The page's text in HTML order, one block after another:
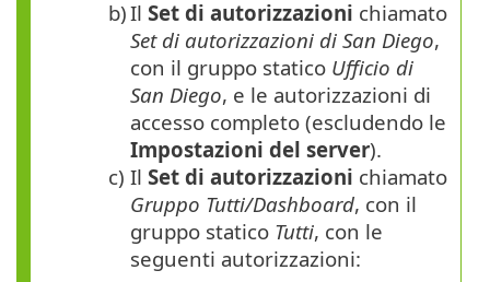
b)Il Set di autorizzazioni chiamato
Set di autorizzazioni di San Diego,
con il gruppo statico Ufficio di
San Diego, e le autorizzazioni di
accesso completo (escludendo le
Impostazioni del server).
c) Il Set di autorizzazioni chiamato
Gruppo Tutti/Dashboard, con il
gruppo statico Tutti, con le
seguenti autorizzazioni: